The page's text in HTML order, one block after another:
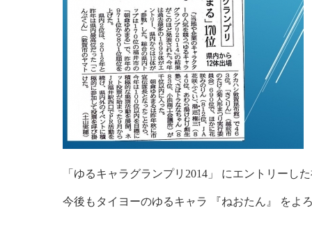
「ゆるキャラグランプリ2014」 にエントリーし
今後もタイヨーのゆるキャラ 『ねおたん』 をよ